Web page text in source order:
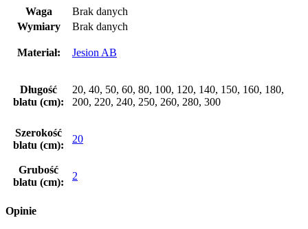
Waga
Brak danych
Wymiary
Brak danych
Materiał: Jesion AB
Długość
blatu (cm):
20, 40, 50, 60, 80, 100, 120, 140, 150, 160, 180,
200, 220, 240, 250, 260, 280, 300
Szerokość
blatu (cm):
20
Grubość
blatu (cm):
2
Opinie